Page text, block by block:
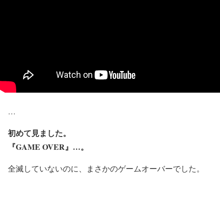
…
初めて見ました。
『GAME OVER』…。
全滅していないのに、まさかのゲームオーバーでした。